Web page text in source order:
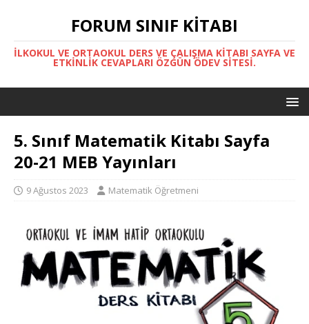
FORUM SINIF KITABI
İLKOKUL VE ORTAOKUL DERS VE ÇALIŞMA KITABI SAYFA VE
ETKINLIK CEVAPLARI ÖZGÜN ÖDEV SITESI.
5. Sınıf Matematik Kitabı Sayfa
20-21 MEB Yayınları
9 Ağustos 2023 Matematik Öğretmeni